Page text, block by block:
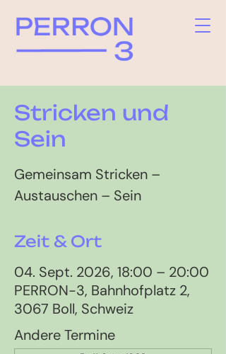
Stricken und
Sein
Gemeinsam Stricken –
Austauschen – Sein
Zeit & Ort
04. Sept. 2026, 18:00 – 20:00
PERRON-3, Bahnhofplatz 2,
3067 Boll, Schweiz
Andere Termine